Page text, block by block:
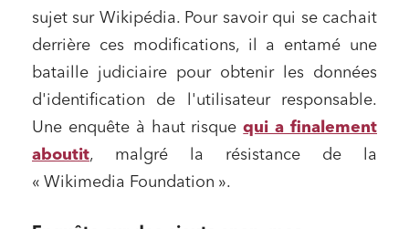
sujet sur Wikipédia. Pour savoir qui se cachait
derrière ces modifications, il a entamé une
bataille judiciaire pour obtenir les données
d'identification de l'utilisateur responsable.
Une enquête à haut risquequi a finalement
aboutit, malgré la résistance de la
« Wikimedia Foundation ».